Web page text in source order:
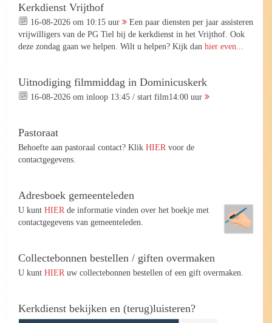
Kerkdienst Vrijthof
16-08-2026 om 10:15 uur
Een paar diensten per jaar assisteren
vrijwilligers van de PG Tiel bij de kerkdienst in het Vrijthof. Ook
deze zondag gaan we helpen. Wilt u helpen? Kijk dan hier even...
Uitnodiging filmmiddag in Dominicuskerk
16-08-2026 om inloop 13:45 / start film14:00 uur
Pastoraat
Behoefte aan pastoraal contact? Klik HIER voor de
contactgegevens.
Adresboek gemeenteleden
U kunt HIER de informatie vinden over het boekje met
contactgegevens van gemeenteleden.
Collectebonnen bestellen / giften overmaken
U kunt HIER uw collectebonnen bestellen of een gift overmaken.
Kerkdienst bekijken en (terug)luisteren?